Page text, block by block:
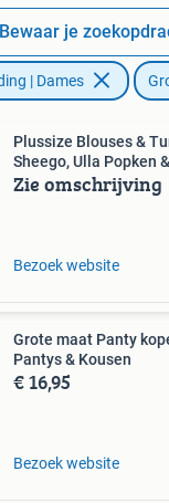
Bewaar je
| Dames
Plussize Blouses &
Sheego, Ulla Popken
Zie omschrijving
Bezoek website
Grote maat Panty
Pantys & Kousen
€ 16,95
Bezoek website